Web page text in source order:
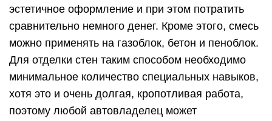
эстетичное оформление и при этом потратить
сравнительно немного денег. Кроме этого, смесь
можно применять на газоблок, бетон и пеноблок.
Для отделки стен таким способом необходимо
минимальное количество специальных навыков,
хотя это и очень долгая, кропотливая работа,
поэтому любой автовладелец может